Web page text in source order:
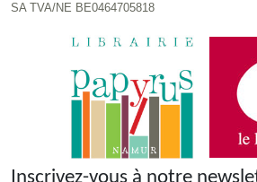
SA TVA/NE BE0464705818
Inscrivez-vous à notre